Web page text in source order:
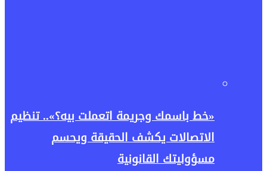
«خط باسمك وجريمة اتعملت بيه؟».. تنظيم
الاتصالات يكشف الحقيقة ويحسم
مسؤوليتك القانونية